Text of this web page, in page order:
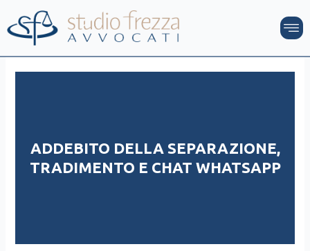
contenuto
ADDEBITO DELLA SEPARAZIONE,
TRADIMENTO E CHAT WHATSAPP